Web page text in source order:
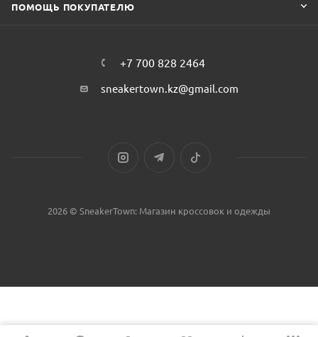
ПОМОЩЬ ПОКУПАТЕЛЮ
+7 700 828 2464
sneakertown.kz@gmail.com
2026 © SneakerTown: Магазин кроссовок и одежды